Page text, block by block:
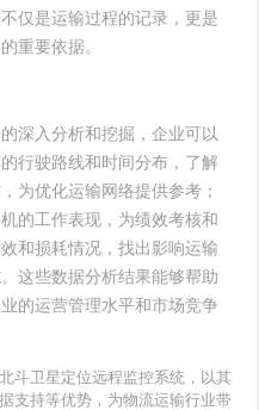
仅是运输过程的记录，更是
重要依据。
深入分析和挖掘，企业可以
行驶路线和时间分布，了解
为优化运输网络提供参考；
的工作表现，为绩效考核和
和损耗情况，找出影响运输
这些数据分析结果能够帮助
的运营管理水平和市场竞争
斗卫星定位远程监控系统，以其
支持等优势，为物流运输行业带